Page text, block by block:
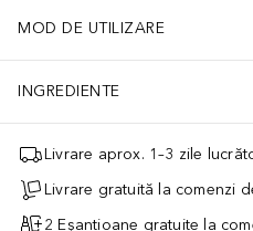
MOD DE UTILIZARE
INGREDIENTE
Livrare aprox. 1–3 zile
Livrare gratuită la comenzi
2 Eșantioane gratuite la